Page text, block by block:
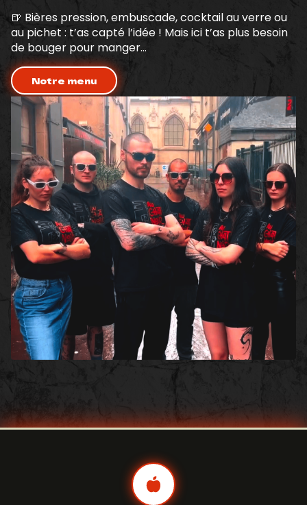
🍺 Bières pression, embuscade, cocktail au verre ou
au pichet : t’as capté l’idée ! Mais ici t’as plus besoin
de bouger pour manger…
Notre menu